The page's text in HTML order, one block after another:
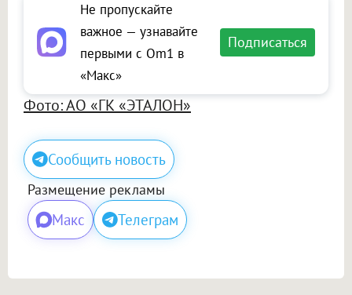
Не пропускайте
важное — узнавайте
первыми с Om1 в
«Макс»
Подписаться
Фото: АО «ГК «ЭТАЛОН»
Сообщить новость
Размещение рекламы
Макс Телеграм